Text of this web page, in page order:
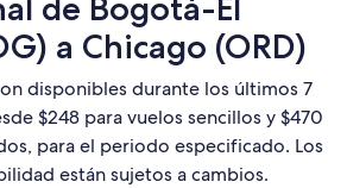
de Bogotá-El
a Chicago (ORD)
disponibles durante los últimos 7
$248 para vuelos sencillos y $470
para el periodo especificado. Los
están sujetos a cambios.